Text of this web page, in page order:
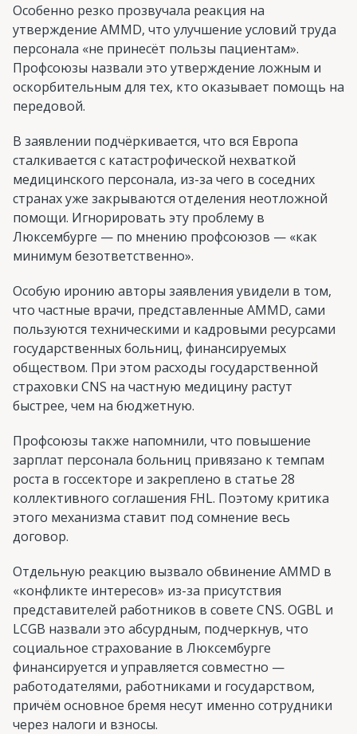
Особенно резко прозвучала реакция на
утверждение AMMD, что улучшение условий труда
персонала «не принесёт пользы пациентам».
Профсоюзы назвали это утверждение ложным и
оскорбительным для тех, кто оказывает помощь на
передовой.
В заявлении подчёркивается, что вся Европа
сталкивается с катастрофической нехваткой
медицинского персонала, из-за чего в соседних
странах уже закрываются отделения неотложной
помощи. Игнорировать эту проблему в
Люксембурге — по мнению профсоюзов — «как
минимум безответственно».
Особую иронию авторы заявления увидели в том,
что частные врачи, представленные AMMD, сами
пользуются техническими и кадровыми ресурсами
государственных больниц, финансируемых
обществом. При этом расходы государственной
страховки CNS на частную медицину растут
быстрее, чем на бюджетную.
Профсоюзы также напомнили, что повышение
зарплат персонала больниц привязано к темпам
роста в госсекторе и закреплено в статье 28
коллективного соглашения FHL. Поэтому критика
этого механизма ставит под сомнение весь
договор.
Отдельную реакцию вызвало обвинение AMMD в
«конфликте интересов» из-за присутствия
представителей работников в совете CNS. OGBL и
LCGB назвали это абсурдным, подчеркнув, что
социальное страхование в Люксембурге
финансируется и управляется совместно —
работодателями, работниками и государством,
причём основное бремя несут именно сотрудники
через налоги и взносы.